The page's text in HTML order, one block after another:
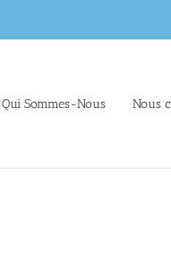
Qui Sommes-Nous Nous